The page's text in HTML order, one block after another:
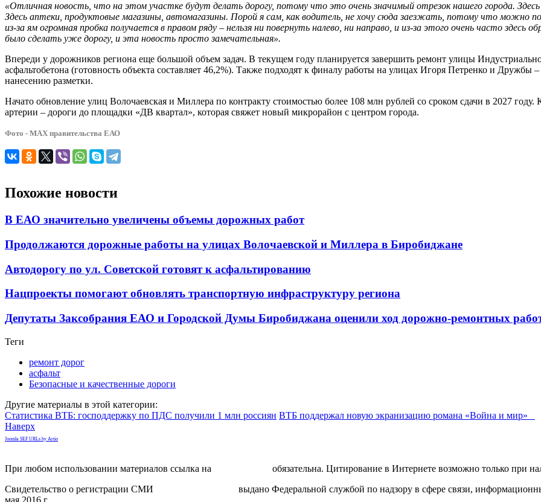
«Отличная новость, что на этом участке будут делать дорогу, потому что это очень значимый отрезок нашего города.
Здесь аптеки, продуктовые магазины, автомагазины. Порой я сам, как водитель, не хочу сюда заезжать, потому что можно
из-за ям огромная пробка получается в правом ряду – нельзя ни повернуть налево, ни направо, и из-за этого очень часто
было сделать уже дорогу, и эта новость просто замечательная».
Впереди у дорожников региона еще большой объем задач. В текущем году планируется завершить ремонт улицы
асфальтобетона (готовность объекта составляет 46,2%). Также подходят к финалу работы на улицах Игоря Петренко и
нанесению разметки.
Начато обновление улиц Волочаевская и Миллера по контракту стоимостью более 108 млн рублей со сроком сдачи в 2027 году.
артерии – дороги до площадки «ДВ квартал», которая свяжет новый микрорайон с центром города.
Фото - МАХ правительства ЕАО
Похожие новости
В ЕАО значительно увеличены объемы дорожных работ
Продолжаются дорожные работы на улицах Волочаевской и Миллера в Биробиджане
Автодорогу по ул. Советской готовят к асфальтированию
Нацпроекты помогают обновлять транспортную инфраструктуру региона
Депутаты Заксобрания ЕАО и Городской Думы Биробиджана оценили ход дорожно-ремонтных
Теги
ремонт дорог
асфальт
Безопасные и качественные дороги
Другие материалы в этой категории:
Статистика ВТБ: господдержку по ПДС получили 1 млн россиян ВТБ поддержал новую экранизацию романа «Война и мир»
Наверх
Joomla SEF URLs by Artio
При любом использовании материалов ссылка на
обязательна. Цитирование в Интернете возможно только при
Свидетельство о регистрации СМИ
выдано Федеральной службой по надзору в сфере связи,
мая 2016 г.